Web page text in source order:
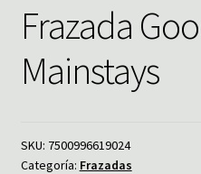
Frazada
Mainstays
SKU: 7500996619024
Categoría: Frazadas